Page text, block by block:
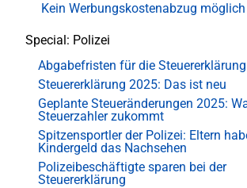
Kein Werbungskostenabzug möglich
Special: Polizei
Abgabefristen für die Steuererklärung
Steuererklärung 2025: Das ist neu
Geplante Steueränderungen 2025:
Steuerzahler zukommt
Spitzensportler der Polizei: Eltern
Kindergeld das Nachsehen
Polizeibeschäftigte sparen bei der
Steuererklärung